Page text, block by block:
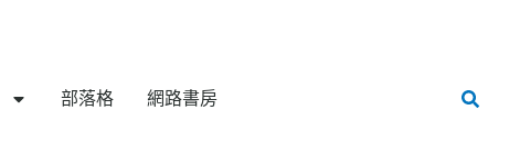
部落格 網路書房